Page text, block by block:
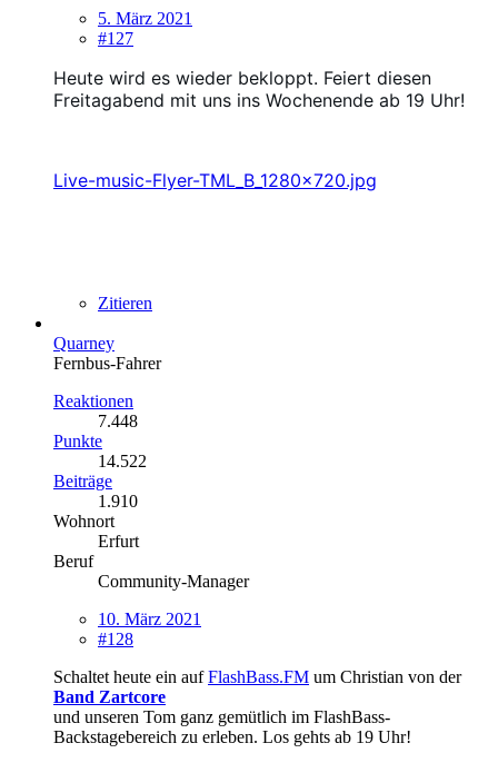
5. März 2021
#127
Heute wird es wieder bekloppt. Feiert diesen
Freitagabend mit uns ins Wochenende ab 19 Uhr!
Live-music-Flyer-TML_B_1280x720.jpg
Zitieren
Quarney
Fernbus-Fahrer
Reaktionen
7.448
Punkte
14.522
Beiträge
1.910
Wohnort
Erfurt
Beruf
Community-Manager
10. März 2021
#128
Schaltet heute ein aufFlashBass.FM um Christian von der
Band Zartcore
und unseren Tom ganz gemütlich im FlashBass-
Backstagebereich zu erleben. Los gehts ab 19 Uhr!